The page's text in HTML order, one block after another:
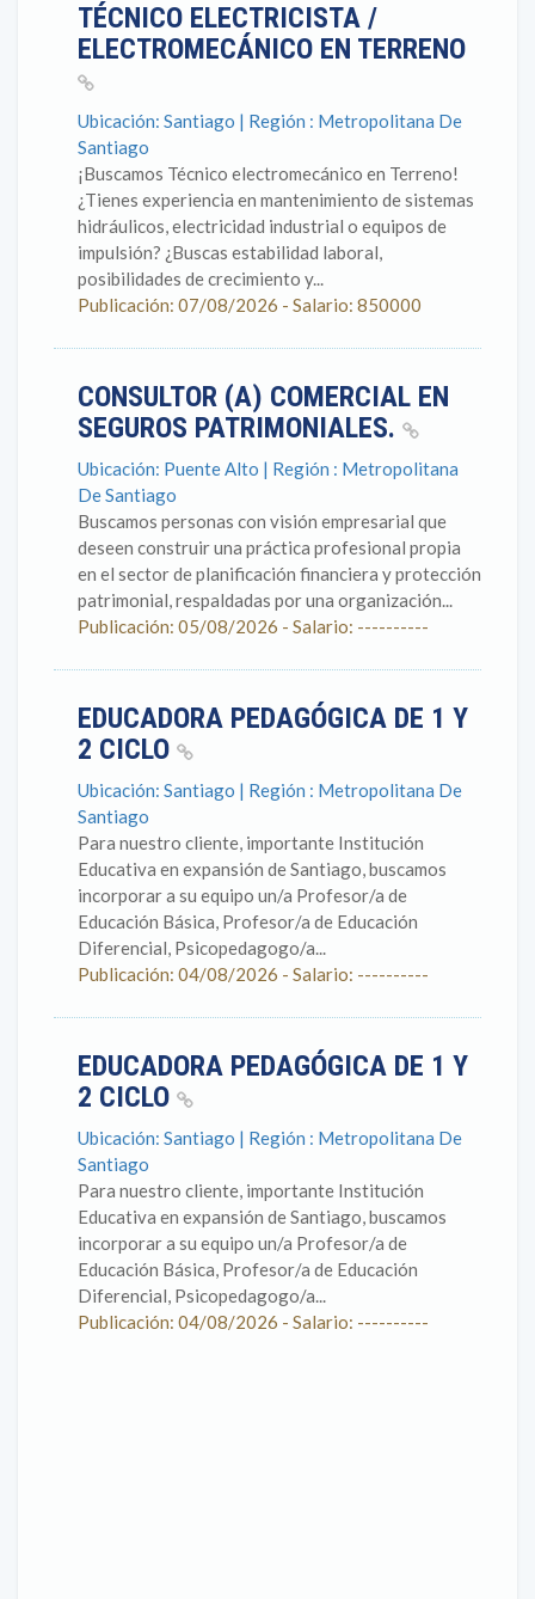
TÉCNICO ELECTRICISTA /
ELECTROMECÁNICO EN TERRENO
Ubicación: Santiago | Región : Metropolitana De
Santiago
¡Buscamos Técnico electromecánico en Terreno!
¿Tienes experiencia en mantenimiento de sistemas
hidráulicos, electricidad industrial o equipos de
impulsión? ¿Buscas estabilidad laboral,
posibilidades de crecimiento y...
Publicación: 07/08/2026 - Salario: 850000
CONSULTOR (A) COMERCIAL EN
SEGUROS PATRIMONIALES.
Ubicación: Puente Alto | Región : Metropolitana
De Santiago
Buscamos personas con visión empresarial que
deseen construir una práctica profesional propia
en el sector de planificación financiera y protección
patrimonial, respaldadas por una organización...
Publicación: 05/08/2026 - Salario: ----------
EDUCADORA PEDAGÓGICA DE 1 Y
2 CICLO
Ubicación: Santiago | Región : Metropolitana De
Santiago
Para nuestro cliente, importante Institución
Educativa en expansión de Santiago, buscamos
incorporar a su equipo un/a Profesor/a de
Educación Básica, Profesor/a de Educación
Diferencial, Psicopedagogo/a...
Publicación: 04/08/2026 - Salario: ----------
EDUCADORA PEDAGÓGICA DE 1 Y
2 CICLO
Ubicación: Santiago | Región : Metropolitana De
Santiago
Para nuestro cliente, importante Institución
Educativa en expansión de Santiago, buscamos
incorporar a su equipo un/a Profesor/a de
Educación Básica, Profesor/a de Educación
Diferencial, Psicopedagogo/a...
Publicación: 04/08/2026 - Salario: ----------